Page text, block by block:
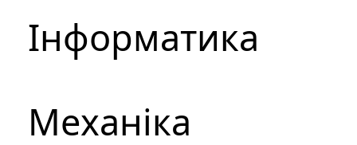
Інформатика
Механіка